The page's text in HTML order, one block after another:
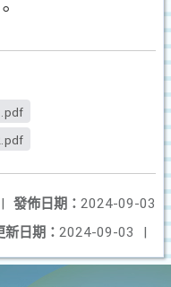
發佈日期： 2024-09-03
|
新日期： 2024-09-03 |